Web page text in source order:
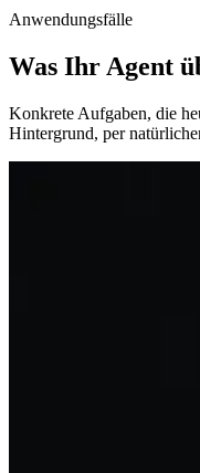
Anwendungsfälle
Was Ihr Agent
Konkrete Aufgaben, die
Hintergrund, per